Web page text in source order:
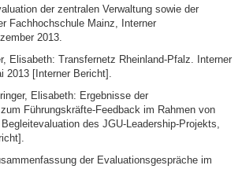
der zentralen Verwaltung sowie der
Fachhochschule Mainz, Interner
2013.
Elisabeth: Transfernetz Rheinland-Pfalz. Interner
2013 [Interner Bericht].
Elisabeth: Ergebnisse der
Führungskräfte-Feedback im Rahmen von
des JGU-Leadership-Projekts,
der Evaluationsgespräche im